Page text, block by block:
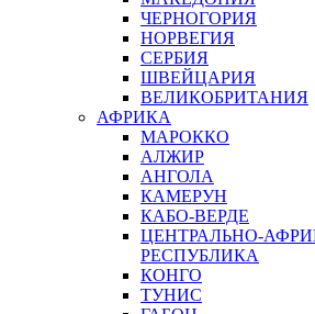
ЧЕРНОГОРИЯ
НОРВЕГИЯ
СЕРБИЯ
ШВЕЙЦАРИЯ
ВЕЛИКОБРИТАНИЯ
АФРИКА
МАРОККО
АЛЖИР
АНГОЛА
КАМЕРУН
КАБО-ВЕРДЕ
ЦЕНТРАЛЬНО-
РЕСПУБЛИКА
КОНГО
ТУНИС